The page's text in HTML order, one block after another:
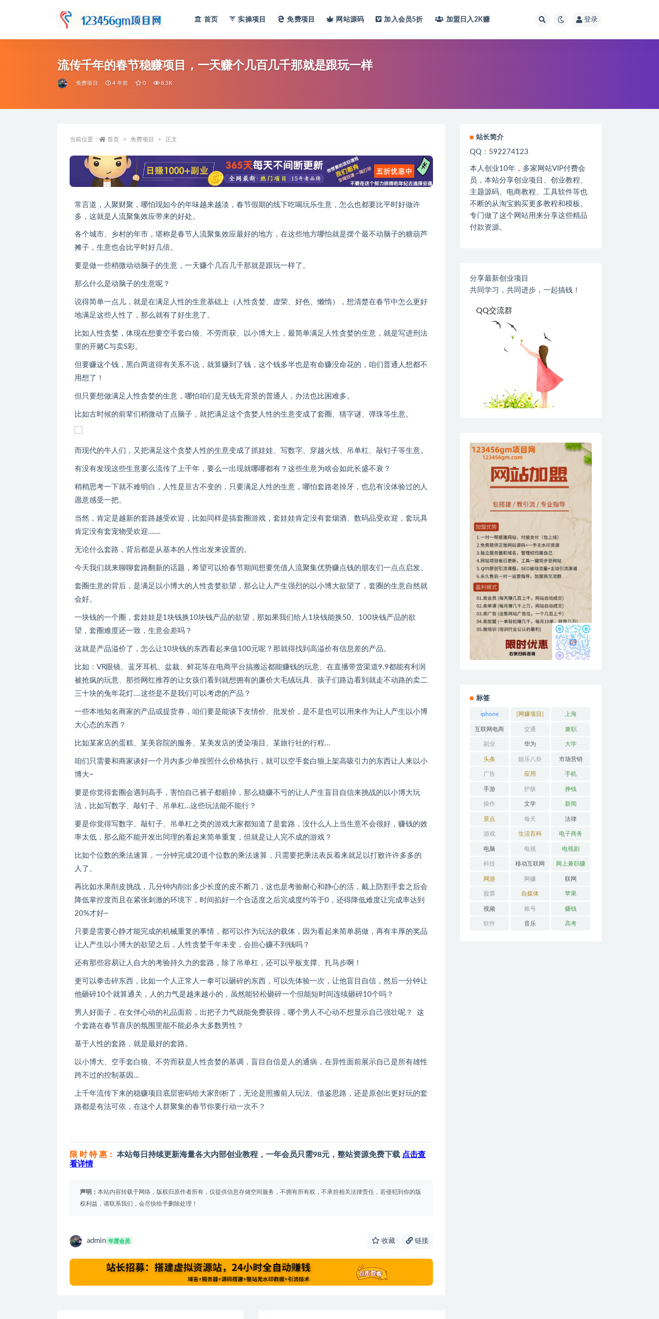
首页 实操项目 免费项目 网站源码 加入会员5折 加盟日入2K赚 登录
流传千年的春节稳赚项目，一天赚个几百几千那就是跟玩一样
免费项目 4 年前 0 8.3K
当前位置： 首页 免费项目 正文
常言道，人聚财聚，哪怕现如今的年味越来越淡，春节假期的线下吃喝玩乐生意，怎么也都要比平时好做许
多，这就是人流聚集效应带来的好处。
各个城市、乡村的年市，堪称是春节人流聚集效应最好的地方，在这些地方哪怕就是摆个最不动脑子的糖葫芦
摊子，生意也会比平时好几倍。
要是做一些稍微动动脑子的生意，一天赚个几百几千那就是跟玩一样了。
那么什么是动脑子的生意呢？
说得简单一点儿，就是在满足人性的生意基础上（人性贪婪、虚荣、好色、懒惰），想清楚在春节中怎么更好
地满足这些人性了，那么就有了好生意了。
比如人性贪婪，体现在想要空手套白狼、不劳而获、以小博大上，最简单满足人性贪婪的生意，就是写进刑法
里的开赌C与卖S彩。
但要赚这个钱，黑白两道得有关系不说，就算赚到了钱，这个钱多半也是有命赚没命花的，咱们普通人想都不
用想了！
但只要想做满足人性贪婪的生意，哪怕咱们是无钱无背景的普通人，办法也比困难多。
比如古时候的前辈们稍微动了点脑子，就把满足这个贪婪人性的生意变成了套圈、猜字谜、弹珠等生意。
而现代的牛人们，又把满足这个贪婪人性的生意变成了抓娃娃、写数字、穿越火线、吊单杠、敲钉子等生意。
有没有发现这些生意要么流传了上千年，要么一出现就哪哪都有？这些生意为啥会如此长盛不衰？
稍稍思考一下就不难明白，人性是亘古不变的，只要满足人性的生意，哪怕套路老掉牙，也总有没体验过的人
愿意感受一把。
当然，肯定是越新的套路越受欢迎，比如同样是搞套圈游戏，套娃娃肯定没有套烟酒、数码品受欢迎，套玩具
肯定没有套宠物受欢迎…….
无论什么套路，背后都是从基本的人性出发来设置的。
今天我们就来聊聊套路翻新的话题，希望可以给春节期间想要凭借人流聚集优势赚点钱的朋友们一点点启发。
套圈生意的背后，是满足以小博大的人性贪婪欲望，那么让人产生强烈的以小博大欲望了，套圈的生意自然就
会好。
一块钱的一个圈，套娃娃是1块钱换10块钱产品的欲望，那如果我们给人1块钱能换50、100块钱产品的欲
望，套圈难度还一致，生意会差吗？
这就是产品溢价了，怎么让10块钱的东西看起来值100元呢？那就得找到高溢价有信息差的产品。
比如：VR眼镜、蓝牙耳机、盆栽、鲜花等在电商平台搞搬运都能赚钱的玩意、在直播带货渠道9.9都能有利润
被抢疯的玩意、那些网红推荐的让女孩们看到就想拥有的廉价大毛绒玩具、孩子们路边看到就走不动路的卖二
三十块的兔年花灯….这些是不是我们可以考虑的产品？
一些本地知名商家的产品或提货券，咱们要是能谈下友情价、批发价，是不是也可以用来作为让人产生以小博
大心态的东西？
比如某家店的蛋糕、某美容院的服务、某美发店的烫染项目、某旅行社的行程…
咱们只需要和商家谈好一个月内多少单按照什么价格执行，就可以空手套白狼上架高吸引力的东西让人来以小
博大~
要是你觉得套圈会遇到高手，害怕自己裤子都赔掉，那么稳赚不亏的让人产生盲目自信来挑战的以小博大玩
法，比如写数字、敲钉子、吊单杠…这些玩法能不能行？
要是你觉得写数字、敲钉子、吊单杠之类的游戏大家都知道了是套路，没什么人上当生意不会很好，赚钱的效
率太低，那么能不能开发出同理的看起来简单重复，但就是让人完不成的游戏？
比如个位数的乘法速算，一分钟完成20道个位数的乘法速算，只需要把乘法表反着来就足以打败许许多多的
人了。
再比如水果削皮挑战，几分钟内削出多少长度的皮不断刀，这也是考验耐心和静心的活，戴上防割手套之后会
降低掌控度而且在紧张刺激的环境下，时间掐好一个合适度之后完成度约等于0，还得降低难度让完成率达到
20%才好~
只要是需要心静才能完成的机械重复的事情，都可以作为玩法的载体，因为看起来简单易做，再有丰厚的奖品
让人产生以小博大的欲望之后，人性贪婪千年未变，会担心赚不到钱吗？
还有那些容易让人自大的考验持久力的套路，除了吊单杠，还可以平板支撑、扎马步啊！
更可以拳击碎东西，比如一个人正常人一拳可以砸碎的东西，可以先体验一次，让他盲目自信，然后一分钟让
他砸碎10个就算通关，人的力气是越来越小的，虽然能轻松砸碎一个但能短时间连续砸碎10个吗？
男人好面子，在女伴心动的礼品面前，出把子力气就能免费获得，哪个男人不心动不想显示自己强壮呢？ 这
个套路在春节喜庆的氛围里能不能必杀大多数男性？
基于人性的套路，就是最好的套路。
以小博大、空手套白狼、不劳而获是人性贪婪的基调，盲目自信是人的通病，在异性面前展示自己是所有雄性
跨不过的控制基因…
上千年流传下来的稳赚项目底层密码给大家剖析了，无论是照搬前人玩法、借鉴思路，还是原创出更好玩的套
路都是有法可依，在这个人群聚集的春节你要行动一次不？
限 时 特 惠： 本站每日持续更新海量各大内部创业教程，一年会员只需98元，整站资源免费下载 点击查
看详情
声明： 本站内容转载于网络，版权归原作者所有，仅提供信息存储空间服务，不拥有所有权，不承担相关法律责任，若侵犯到你的版
权利益，请联系我们，会尽快给予删除处理！
admin 年度会员 收藏 链接
站长简介
QQ：592274123
本人创业10年，多家网站VIP付费会
员，本站分享创业项目、创业教程、
主题源码、电商教程、工具软件等也
不断的从淘宝购买更多教程和模板。
专门做了这个网站用来分享这些精品
付款资源。
分享最新创业项目
共同学习，共同进步，一起搞钱！
QQ交流群
标签
iphone [网赚项目] 上海
互联网电商 交通 兼职
副业 华为 大学
头条 娱乐八卦 市场营销
广告 应用 手机
手游 护肤 挣钱
操作 文学 新闻
景点 每天 法律
游戏 生活百科 电子商务
电脑 电视 电视剧
科技 移动互联网 网上兼职赚
钱
网游 网赚 联网
股票 自媒体 苹果
视频 账号 赚钱
软件 音乐 高考